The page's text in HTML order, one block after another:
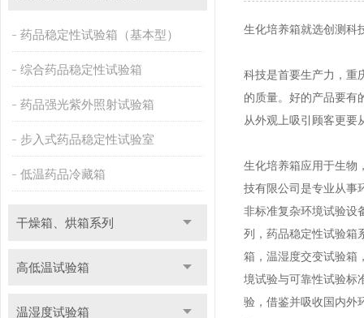
药品稳定性试验箱（基本型）
综合药品稳定性试验箱
药品强光紫外照射试验箱
步入式药品稳定性试验室
低温药品冷藏箱
干燥箱、烘箱系列
高低温试验箱
温湿度试验箱
生化培养箱就选创测科
科技是首要生产力，重
的质量。好的产品要有
从外观上吸引顾客更要
生化培养箱应用于生物
技有限公司是专业从事
非标准复杂环境试验设
列，药品稳定性试验箱
箱，温湿度交变试验箱
境试验与可靠性试验标
验，借鉴并吸收国内外